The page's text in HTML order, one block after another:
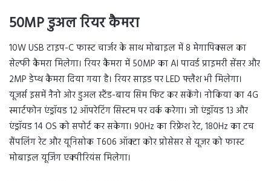
50MPडुअल रियर कैमरा
10W USB टाइप-C फास्ट चार्जर के साथ मोबाइल में 8 मेगापिक्सल का
सेल्फी कैमरा मिलेगा। रियर कैमरा में 50MP का AI पावर्ड प्राइमरी सेंसर और
2MP डेप्थ कैमरा दिया गया है। रियर साइड पर LED फ्लैश भी मिलेगा।
यूजर्स इसमें नैनो ओर डुअल स्टैंड-बाय सिम फिट कर सकेंगे। नोकिया का 4G
स्मार्टफोन एंड्रॉयड 12 ऑपरेटिंग सिस्टम पर वर्क करेगा। जो एंड्रॉयड 13 और
एंड्रॉयड 14 OS को सपोर्ट कर सकेगा। 90Hz का रिफ्रेश रेट, 180Hz का टच
सैंपलिंग रेट और यूनिसोक T606 ऑक्टा कोर प्रोसेसर से यूजर को फास्ट
मोबाइल यूजिंग एक्पीरियंस मिलेगा।